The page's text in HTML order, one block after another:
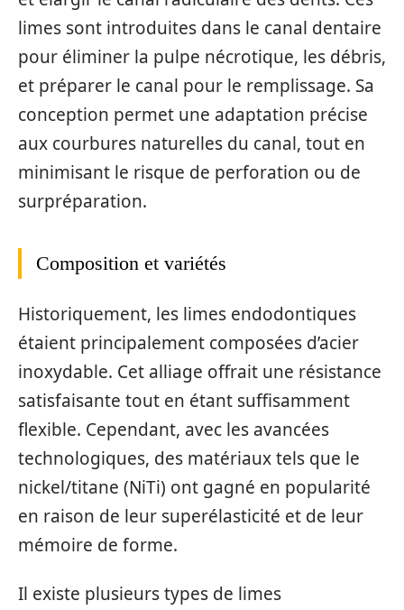
limes sont introduites dans le canal dentaire
pour éliminer la pulpe nécrotique, les débris,
et préparer le canal pour le remplissage. Sa
conception permet une adaptation précise
aux courbures naturelles du canal, tout en
minimisant le risque de perforation ou de
surpréparation.
Composition et variétés
Historiquement, les limes endodontiques
étaient principalement composées d’acier
inoxydable. Cet alliage offrait une résistance
satisfaisante tout en étant suffisamment
flexible. Cependant, avec les avancées
technologiques, des matériaux tels que le
nickel/titane (NiTi) ont gagné en popularité
en raison de leur superélasticité et de leur
mémoire de forme.
Il existe plusieurs types de limes